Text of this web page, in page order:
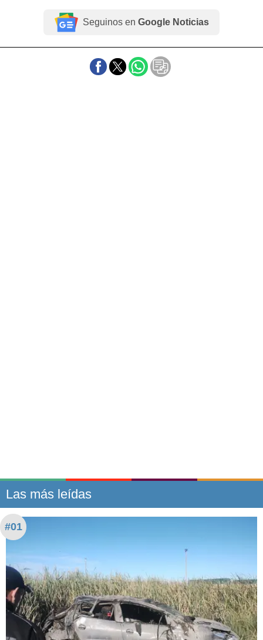
Seguinos en Google Noticias
Las más leídas
#01